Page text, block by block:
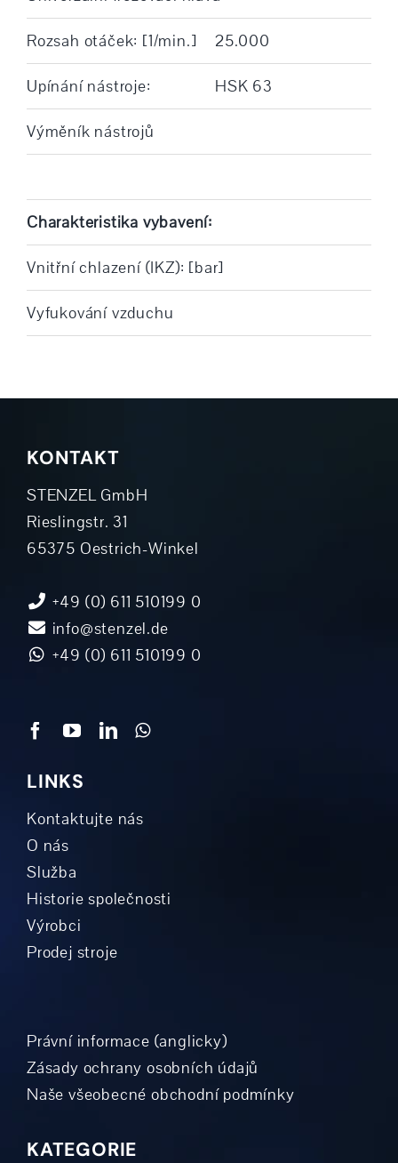
Rozsah otáček: [1/min.] 25.000
Upínání nástroje: HSK 63
Výměník nástrojů
Charakteristika vybavení:
Vnitřní chlazení (IKZ): [bar]
Vyfukování vzduchu
KONTAKT
STENZEL GmbH
Rieslingstr. 31
65375 Oestrich-Winkel
+49 (0) 611 510199 0
info@stenzel.de
+49 (0) 611 510199 0
LINKS
Kontaktujte nás
O nás
Služba
Historie společnosti
Výrobci
Prodej stroje
Právní informace (anglicky)
Zásady ochrany osobních údajů
Naše všeobecné obchodní podmínky
KATEGORIE